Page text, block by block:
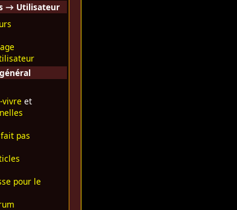
→ Utilisateur
vivre et
pas
pour le